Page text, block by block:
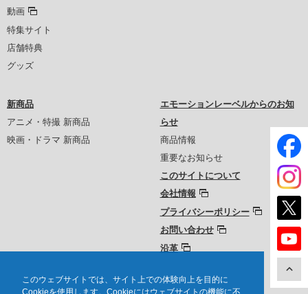
このウェブサイトでは、サイト上での体験向上を目的に
Cookieを使用します。Cookieにはウェブサイトの機能に不
動画
特集サイト
店舗特典
グッズ
新商品
アニメ・特撮 新商品
映画・ドラマ 新商品
エモーションレーベルからのお知
らせ
商品情報
重要なお知らせ
このサイトについて
会社情報
プライバシーポリシー
お問い合わせ
沿革